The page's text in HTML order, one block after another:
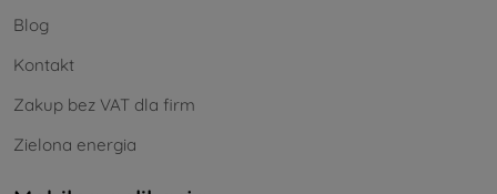
Blog
Kontakt
Zakup bez VAT dla firm
Zielona energia